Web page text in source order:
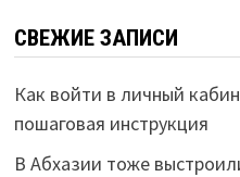
СВЕЖИЕ ЗАПИСИ
Как войти в личный
пошаговая инструкция
В Абхазии тоже